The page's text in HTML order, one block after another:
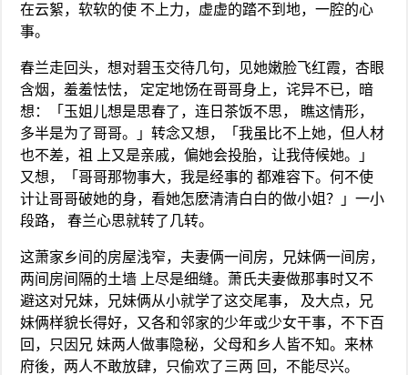
在云絮，软软的使 不上力，虚虚的踏不到地，一腔的心
事。
春兰走回头，想对碧玉交待几句，见她嫩脸飞红霞，杏眼
含烟，羞羞怯怯， 定定地饧在哥哥身上，诧异不已，暗
想：「玉姐儿想是思春了，连日茶饭不思， 瞧这情形，
多半是为了哥哥。」转念又想，「我虽比不上她，但人材
也不差，祖 上又是亲戚，偏她会投胎，让我侍候她。」
又想，「哥哥那物事大，我是经事的 都难容下。何不使
计让哥哥破她的身，看她怎麽清清白白的做小姐？」一小
段路， 春兰心思就转了几转。
这萧家乡间的房屋浅窄，夫妻俩一间房，兄妹俩一间房，
两间房间隔的土墙 上尽是细缝。萧氏夫妻做那事时又不
避这对兄妹，兄妹俩从小就学了这交尾事， 及大点，兄
妹俩样貌长得好，又各和邻家的少年或少女干事，不下百
回，只因兄 妹两人做事隐秘，父母和乡人皆不知。来林
府後，两人不敢放肆，只偷欢了三两 回，不能尽兴。